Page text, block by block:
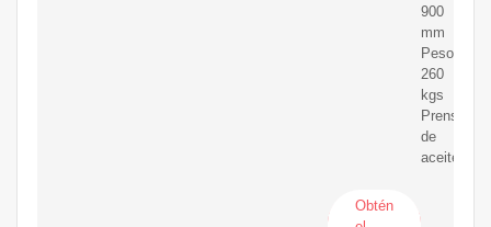
900
mm
Peso:
260
kgs
Prensa
de
aceite
Obtén